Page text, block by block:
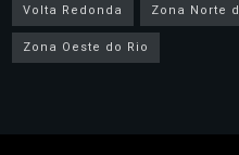
Volta Redonda
Zona Norte
Zona Oeste do Rio